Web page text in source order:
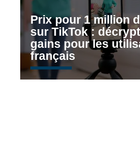
Prix pour 1 million
sur TikTok :
gains pour les
français